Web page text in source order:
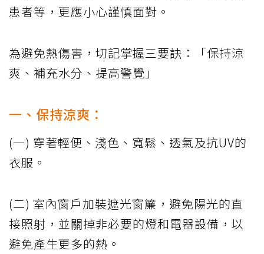
患者等，更應小心謹慎面對。
為避免熱傷害，切記掌握三要訣：「保持涼
爽、補充水分、提高警覺」
一、保持涼爽：
(一) 穿著輕便、淺色、寬鬆、透氣及抗UV的
衣服。
(二) 室內窗戶加裝遮光窗簾，避免陽光的直
接照射，並關掉非必要的燈和電器設備，以
避免產生更多的熱。